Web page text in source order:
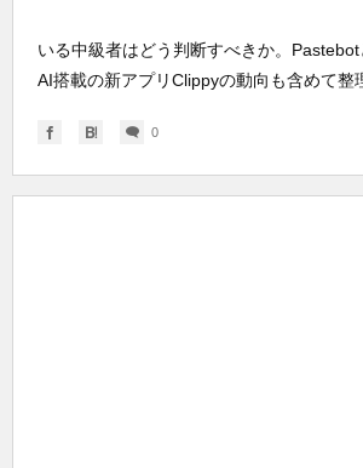
いる中級者はどう判断すべきか。Pastebot
AI搭載の新アプリClippyの動向も含めて整
0